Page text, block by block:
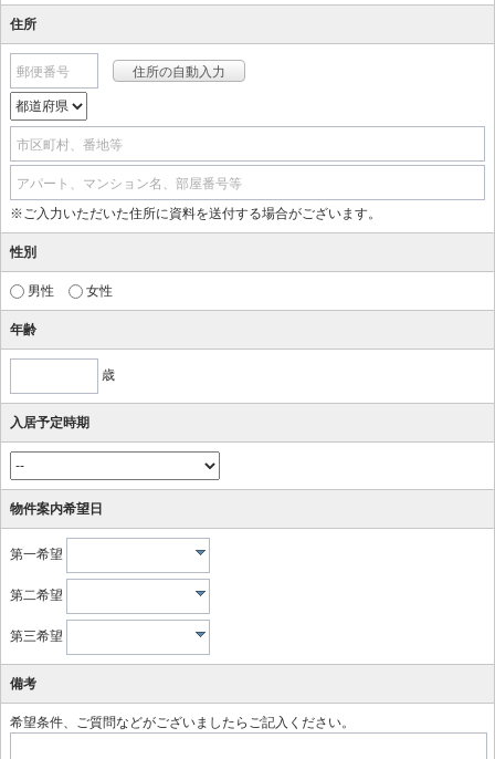
住所
郵便番号
市区町村、番地等
アパート、マンション名、部屋番号等
※ご入力いただいた住所に資料を送付する場合がございます。
性別
男性 女性
年齢
歳
入居予定時期
物件案内希望日
第一希望
第二希望
第三希望
備考
希望条件、ご質問などがございましたらご記入ください。